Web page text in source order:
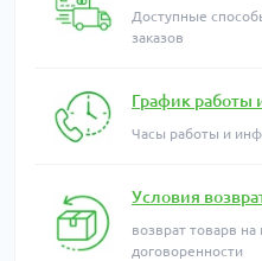
Доступные
заказов
График работы
Часы работы и
Условия
возврат товарв
договоренности